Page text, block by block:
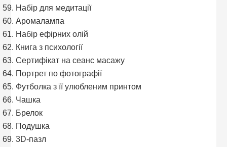
Набір для медитації
Аромалампа
Набір ефірних олій
Книга з психології
Сертифікат на сеанс масажу
Портрет по фотографії
Футболка з її улюбленим принтом
Чашка
Брелок
Подушка
3D-пазл